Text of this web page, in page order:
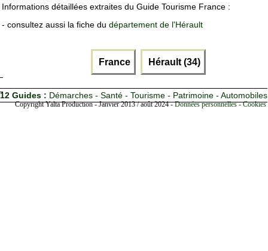
Informations détaillées extraites du Guide Tourisme France :
- consultez aussi la fiche du département de l'Hérault
France Hérault (34)
12 Guides : Démarches - Santé - Tourisme - Patrimoine - Automobiles
Copyright Yalta Production - Janvier 2013 / août 2024 -Données personnelles -